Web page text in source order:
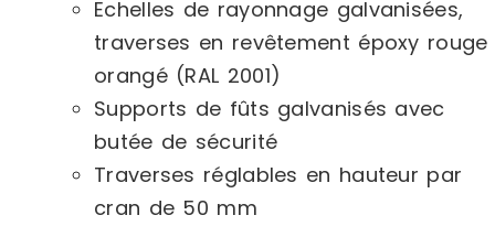
Echelles de rayonnage galvanisées,
traverses en revêtement époxy rouge
orangé (RAL 2001)
Supports de fûts galvanisés avec
butée de sécurité
Traverses réglables en hauteur par
cran de 50 mm